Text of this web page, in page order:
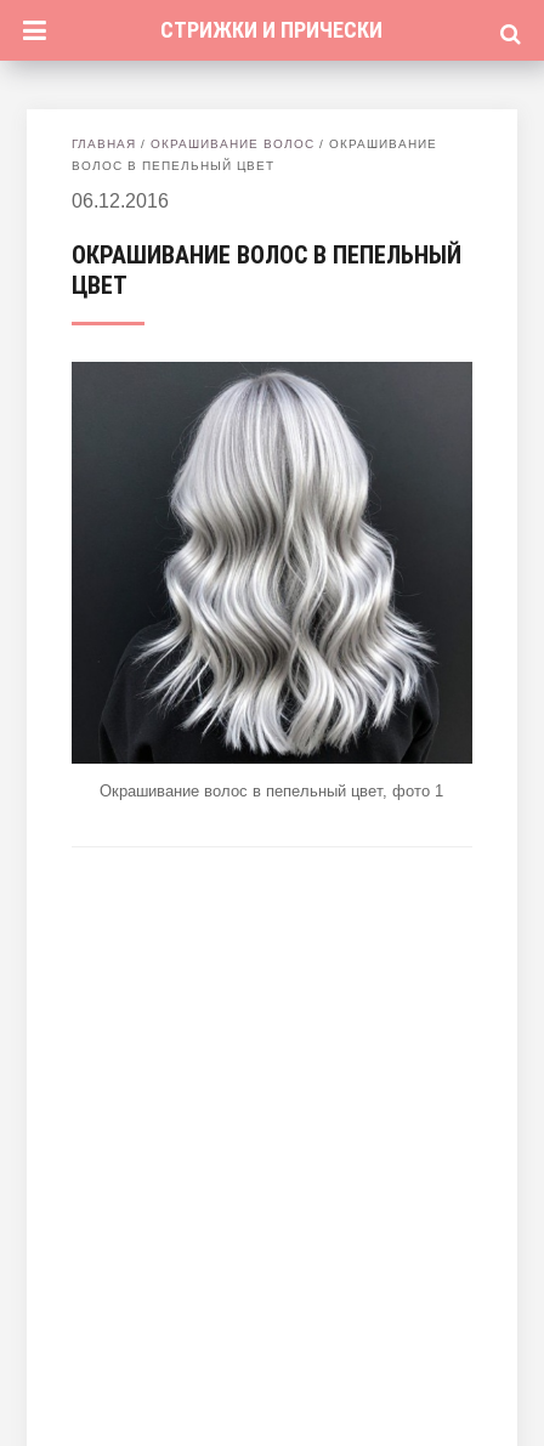
СТРИЖКИ И ПРИЧЕСКИ
ГЛАВНАЯ / ОКРАШИВАНИЕ ВОЛОС / ОКРАШИВАНИЕ
ВОЛОС В ПЕПЕЛЬНЫЙ ЦВЕТ
06.12.2016
ОКРАШИВАНИЕ ВОЛОС В ПЕПЕЛЬНЫЙ
ЦВЕТ
Окрашивание волос в пепельный цвет, фото 1